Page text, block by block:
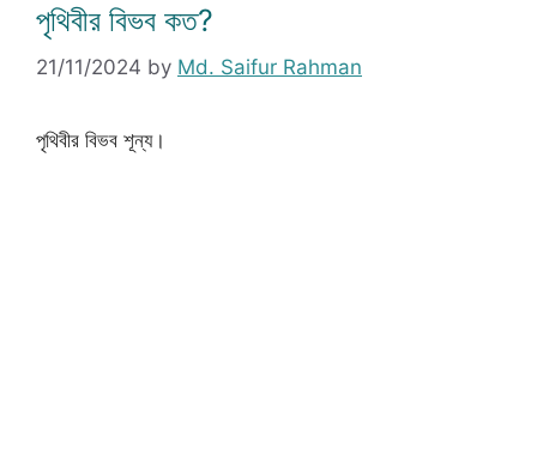
পৃথিবীর বিভব কত?
21/11/2024 by Md. Saifur Rahman
পৃথিবীর বিভব শূন্য।